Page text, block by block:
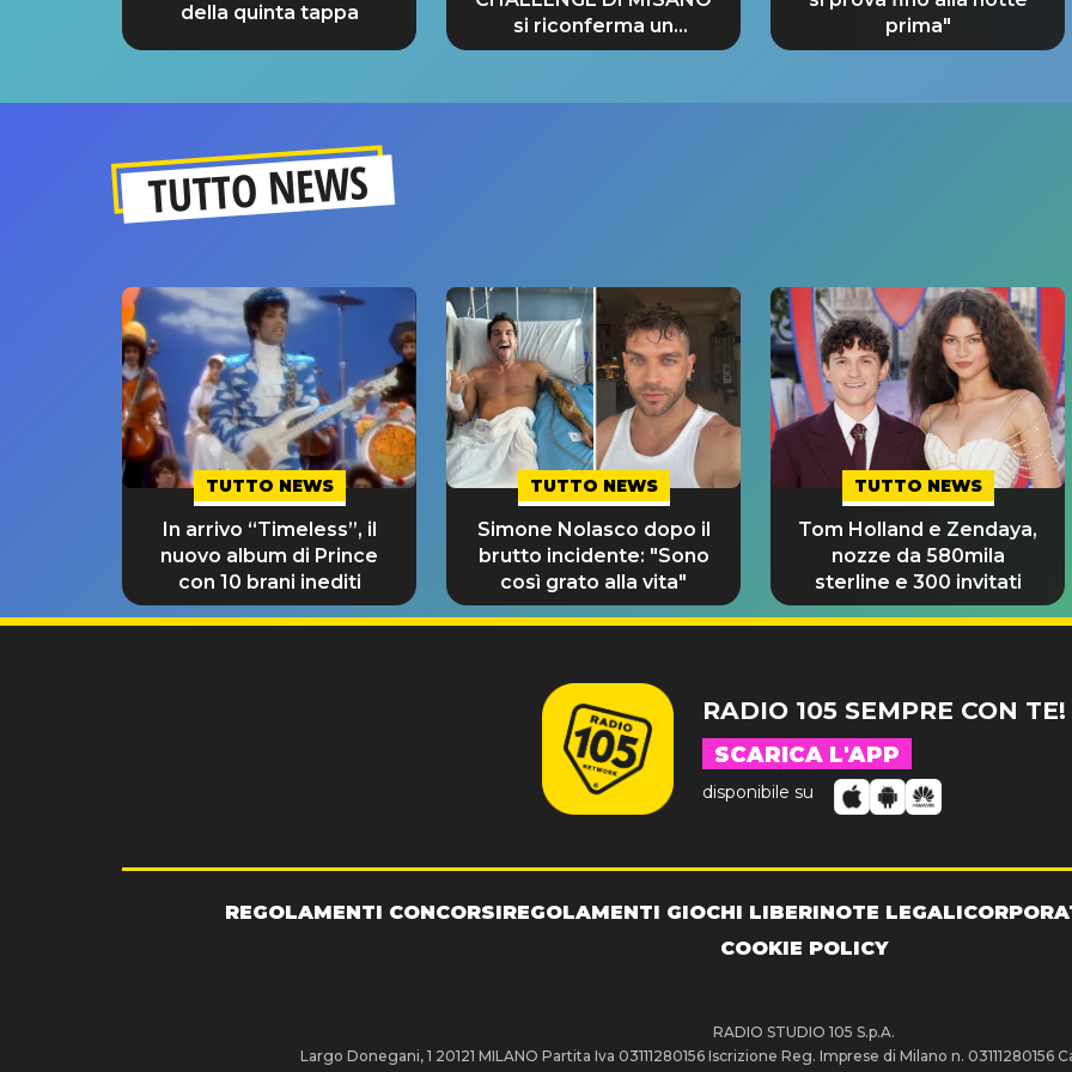
della quinta tappa
si riconferma un
GRANDE SUCCESSO!
prima"
TUTTO NEWS
TUTTO NEWS
In arrivo “Timeless”, il
nuovo album di Prince
con 10 brani inediti
TUTTO NEWS
Simone Nolasco dopo il
brutto incidente: "Sono
così grato alla vita"
TUTTO NEWS
Tom Holland e Zendaya,
nozze da 580mila
sterline e 300 invitati
RADIO 105 SEMPRE CON TE!
SCARICA L'APP
disponibile su
REGOLAMENTI CONCORSIREGOLAMENTI GIOCHI LIBERINOTE LEGALI
COOKIE POLICY
RADIO STUDIO 105 S.p.A.
Largo Donegani, 1 20121 MILANO Partita Iva 03111280156 Iscrizione Reg. Imprese di Milano n.